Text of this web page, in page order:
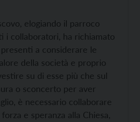
elogiando il parroco
i collaboratori, ha richiamato
a considerare le
della società e proprio
su di esse più che sul
o sconcerto per aver
è necessario collaborare
e speranza alla Chiesa,